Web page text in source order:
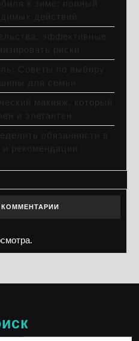
к зиме: полный
действий
эффективные
риски
Советы по выбору
для семьи
макияж, который
и элегантен
обязанности в
рекомендации